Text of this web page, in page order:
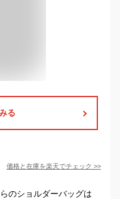
る
価格と在庫を楽天でチェック >>
のショルダーバッグは